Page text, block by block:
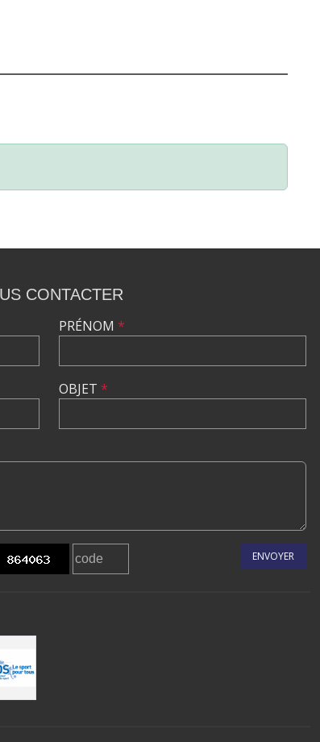
CONTACTER
PRÉNOM *
OBJET *
ENVOYER